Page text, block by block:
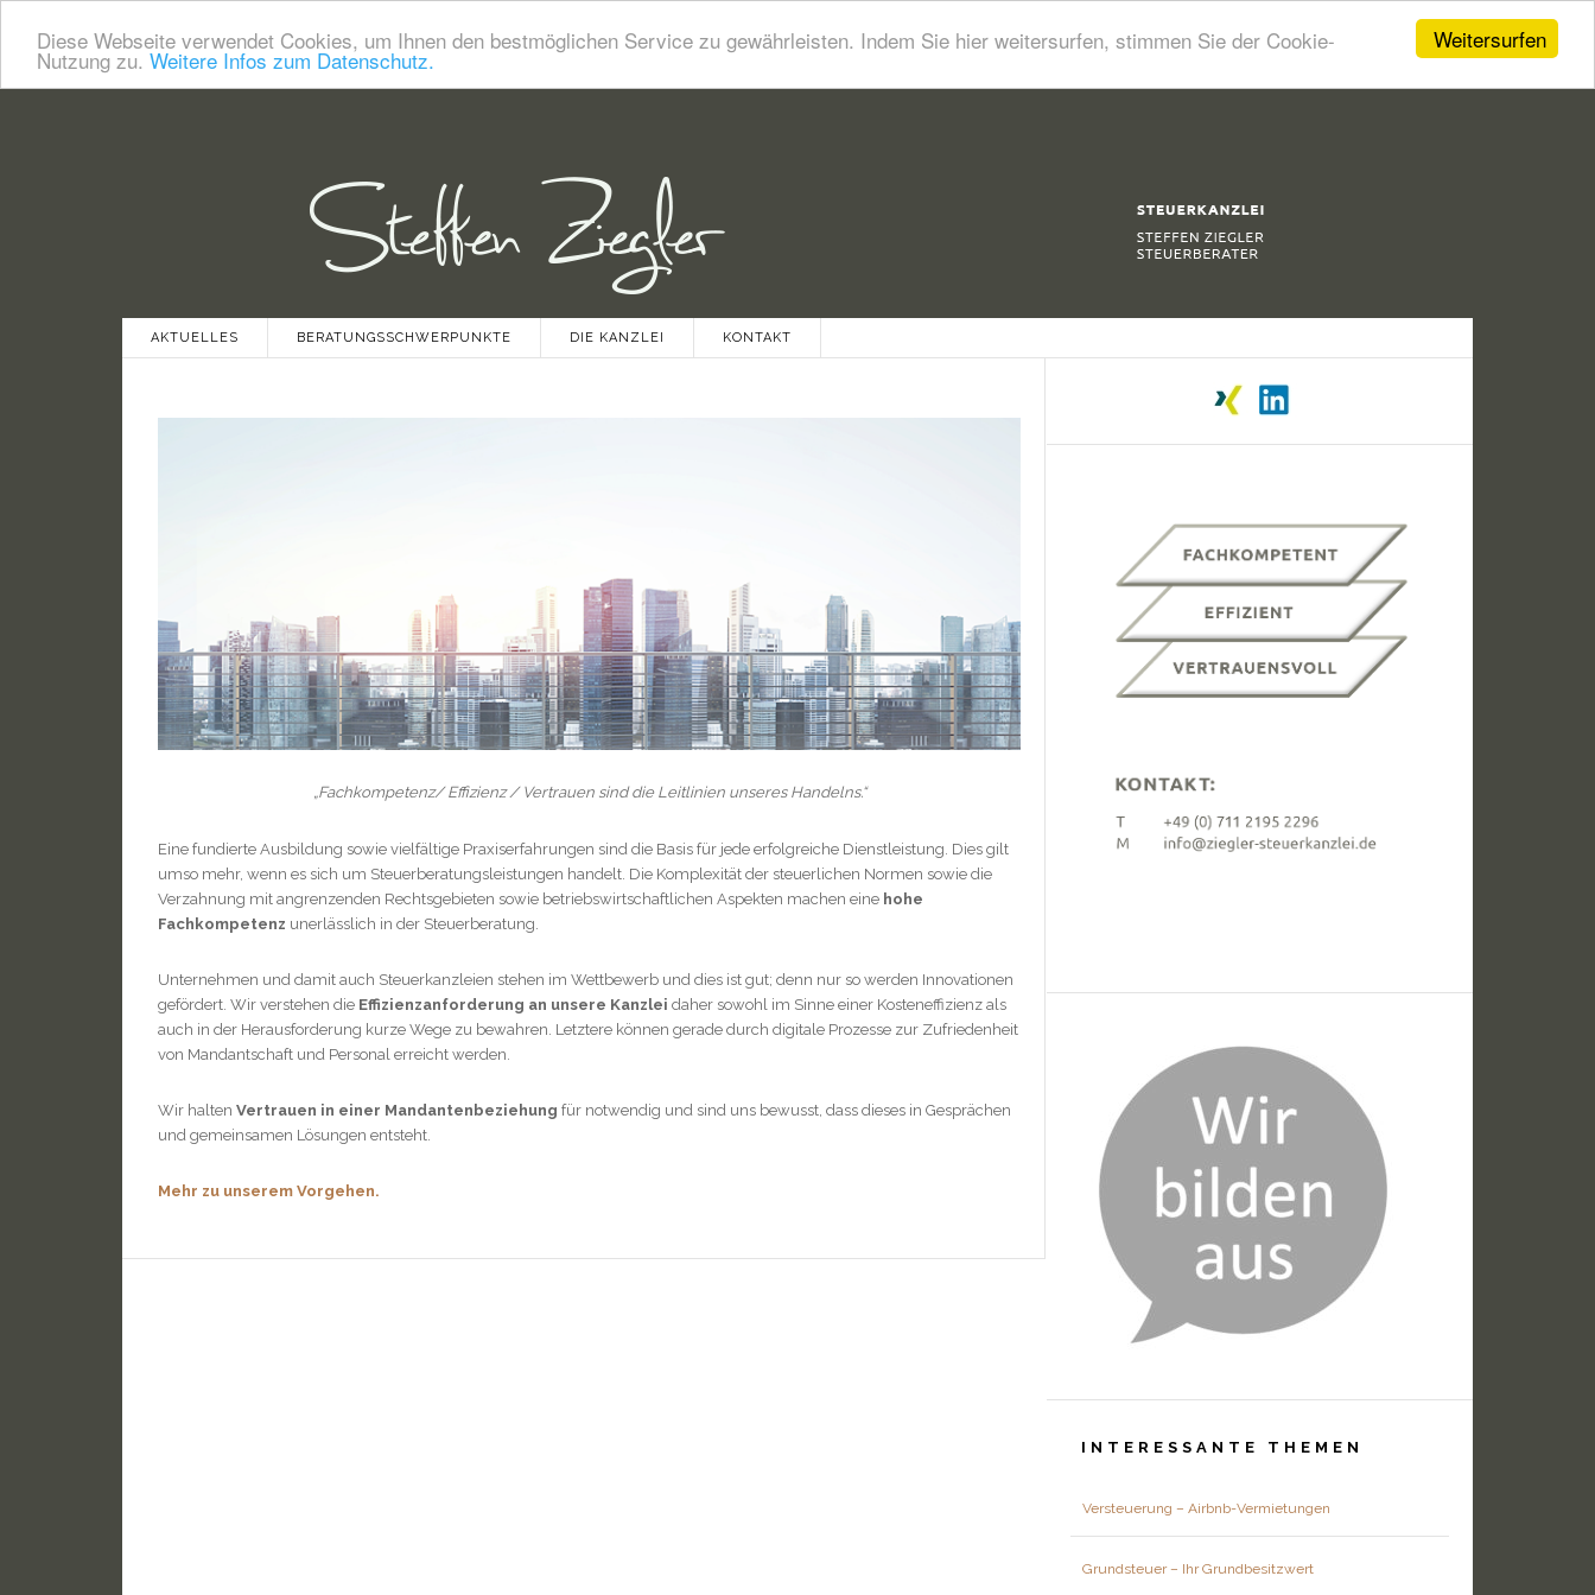
Weitersurfen
Diese Webseite verwendet Cookies, um Ihnen den bestmöglichen Service zu gewährleisten. Indem Sie hier weitersurfen, stimmen Sie der Cookie-
Nutzung zu. Weitere Infos zum Datenschutz.
AKTUELLES BERATUNGSSCHWERPUNKTE DIE KANZLEI KONTAKT
„Fachkompetenz/ Effizienz / Vertrauen sind die Leitlinien unseres Handelns.“
Eine fundierte Ausbildung sowie vielfältige Praxiserfahrungen sind die Basis für jede erfolgreiche Dienstleistung. Dies gilt
umso mehr, wenn es sich um Steuerberatungsleistungen handelt. Die Komplexität der steuerlichen Normen sowie die
Verzahnung mit angrenzenden Rechtsgebieten sowie betriebswirtschaftlichen Aspekten machen eine hohe
Fachkompetenz unerlässlich in der Steuerberatung.
Unternehmen und damit auch Steuerkanzleien stehen im Wettbewerb und dies ist gut; denn nur so werden Innovationen
gefördert. Wir verstehen die Effizienzanforderung an unsere Kanzlei daher sowohl im Sinne einer Kosteneffizienz als
auch in der Herausforderung kurze Wege zu bewahren. Letztere können gerade durch digitale Prozesse zur Zufriedenheit
von Mandantschaft und Personal erreicht werden.
Wir halten Vertrauen in einer Mandantenbeziehung für notwendig und sind uns bewusst, dass dieses in Gesprächen
und gemeinsamen Lösungen entsteht.
Mehr zu unserem Vorgehen.
INTERESSANTE THEMEN
Versteuerung – Airbnb-Vermietungen
Grundsteuer – Ihr Grundbesitzwert